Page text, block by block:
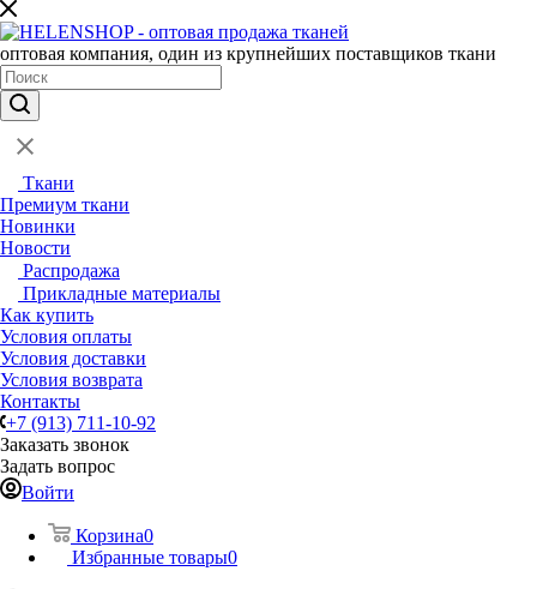
оптовая компания, один из крупнейших поставщиков ткани
Ткани
Премиум ткани
Новинки
Новости
Распродажа
Прикладные материалы
Как купить
Условия оплаты
Условия доставки
Условия возврата
Контакты
+7 (913) 711-10-92
Заказать звонок
Задать вопрос
Войти
Корзина0
Избранные товары0